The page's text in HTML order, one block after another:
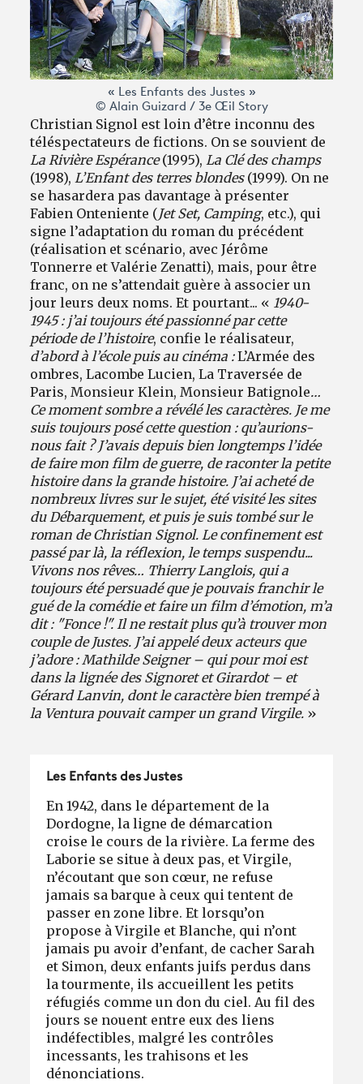
« Les Enfants des Justes »
© Alain Guizard / 3e Œil Story
Christian Signol est loin d’être inconnu des
téléspectateurs de fictions. On se souvient de
La Rivière Espérance(1995), La Clé des champs
(1998), L’Enfant des terres blondes(1999). On ne
se hasardera pas davantage à présenter
Fabien Onteniente (Jet Set, Camping, etc.), qui
signe l’adaptation du roman du précédent
(réalisation et scénario, avec Jérôme
Tonnerre et Valérie Zenatti), mais, pour être
franc, on ne s’attendait guère à associer un
jour leurs deux noms. Et pourtant... « 1940-
1945 : j’ai toujours été passionné par cette
période de l’histoire, confie le réalisateur,
d’abord à l’école puis au cinéma :L’Armée des
ombres, Lacombe Lucien, La Traversée de
Paris, Monsieur Klein, Monsieur Batignole…
Ce moment sombre a révélé les caractères. Je me
suis toujours posé cette question : qu’aurions-
nous fait ? J’avais depuis bien longtemps l’idée
de faire mon film de guerre, de raconter la petite
histoire dans la grande histoire. J’ai acheté de
nombreux livres sur le sujet, été visité les sites
du Débarquement, et puis je suis tombé sur le
roman de Christian Signol. Le confinement est
passé par là, la réflexion, le temps suspendu...
Vivons nos rêves… Thierry Langlois, qui a
toujours été persuadé que je pouvais franchir le
gué de la comédie et faire un film d’émotion, m’a
dit : "Fonce !". Il ne restait plus qu’à trouver mon
couple de Justes. J’ai appelé deux acteurs que
j’adore : Mathilde Seigner – qui pour moi est
dans la lignée des Signoret et Girardot – et
Gérard Lanvin, dont le caractère bien trempé à
la Ventura pouvait camper un grand Virgile. »
Les Enfants des Justes
En 1942, dans le département de la
Dordogne, la ligne de démarcation
croise le cours de la rivière. La ferme des
Laborie se situe à deux pas, et Virgile,
n’écoutant que son cœur, ne refuse
jamais sa barque à ceux qui tentent de
passer en zone libre. Et lorsqu’on
propose à Virgile et Blanche, qui n’ont
jamais pu avoir d’enfant, de cacher Sarah
et Simon, deux enfants juifs perdus dans
la tourmente, ils accueillent les petits
réfugiés comme un don du ciel. Au fil des
jours se nouent entre eux des liens
indéfectibles, malgré les contrôles
incessants, les trahisons et les
dénonciations.